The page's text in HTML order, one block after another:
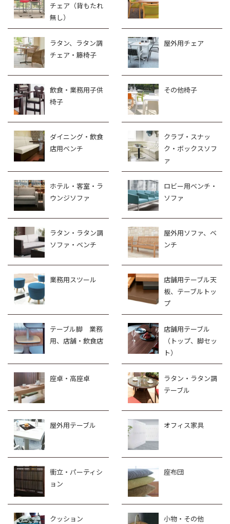
チェア（背もたれ
無し）
ラタン、ラタン調
チェア・籐椅子
屋外用チェア
飲食・業務用子供
椅子
その他椅子
ダイニング・飲食
店用ベンチ
クラブ・スナッ
ク・ボックスソフ
ァ
ホテル・客室・ラ
ウンジソファ
ロビー用ベンチ・
ソファ
ラタン・ラタン調
ソファ・ベンチ
屋外用ソファ、ベ
ンチ
業務用スツール
店舗用テーブル天
板、テーブルトッ
プ
テーブル脚 業務
用、店舗・飲食店
店舗用テーブル
（トップ、脚セッ
ト）
座卓・高座卓
ラタン・ラタン調
テーブル
屋外用テーブル オフィス家具
衝立・パーティシ
ョン
座布団
クッション 小物・その他